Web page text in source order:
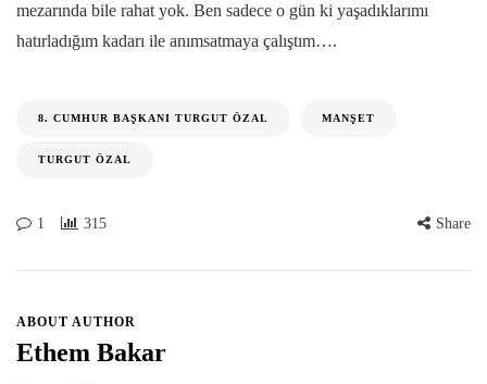
mezarında bile rahat yok. Ben sadece o gün ki yaşadıklarımı
hatırladığım kadarı ile anımsatmaya çalıştım….
8. CUMHUR BAŞKANI TURGUT ÖZAL MANŞET
TURGUT ÖZAL
1 315 Share
ABOUT AUTHOR
Ethem Bakar